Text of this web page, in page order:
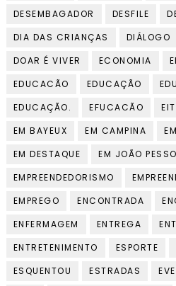
DESEMBAGADOR
DESFILE
DIA DAS CRIANÇAS
DIÁLOGO
DOAR É VIVER
ECONOMIA
EDUCACÃO
EDUCAÇÃO
EDUCAÇÃO.
EFUCACÃO
EM BAYEUX
EM CAMPINA
EM DESTAQUE
EM JOÃO
EMPREENDEDORISMO
EMPREGO
ENCONTRADA
ENFERMAGEM
ENTREGA
ENTRETENIMENTO
ESPORTE
ESQUENTOU
ESTRADAS